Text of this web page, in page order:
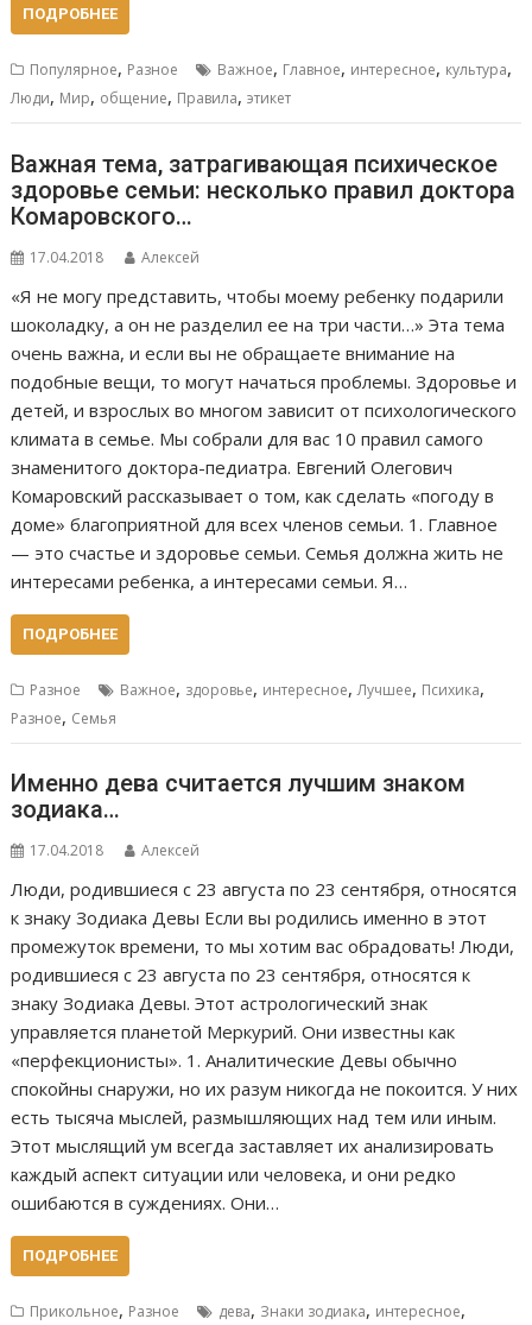
ПОДРОБНЕЕ
Популярное, Разное Важное, Главное, интересное, культура,
Люди, Мир, общение, Правила,этикет
Важная тема, затрагивающая психическое
здоровье семьи: несколько правил доктора
Комаровского…
17.04.2018 Алексей
«Я не могу представить, чтобы моему ребенку подарили
шоколадку, а он не разделил ее на три части…» Эта тема
очень важна, и если вы не обращаете внимание на
подобные вещи, то могут начаться проблемы. Здоровье и
детей, и взрослых во многом зависит от психологического
климата в семье. Мы собрали для вас 10 правил самого
знаменитого доктора-педиатра. Евгений Олегович
Комаровский рассказывает о том, как сделать «погоду в
доме» благоприятной для всех членов семьи. 1. Главное
— это счастье и здоровье семьи. Семья должна жить не
интересами ребенка, а интересами семьи. Я…
ПОДРОБНЕЕ
Разное Важное, здоровье, интересное, Лучшее, Психика,
Разное, Семья
Именно дева считается лучшим знаком
зодиака…
17.04.2018 Алексей
Люди, родившиеся с 23 августа по 23 сентября, относятся
к знаку Зодиака Девы Если вы родились именно в этот
промежуток времени, то мы хотим вас обрадовать! Люди,
родившиеся с 23 августа по 23 сентября, относятся к
знаку Зодиака Девы. Этот астрологический знак
управляется планетой Меркурий. Они известны как
«перфекционисты». 1. Аналитические Девы обычно
спокойны снаружи, но их разум никогда не покоится. У них
есть тысяча мыслей, размышляющих над тем или иным.
Этот мыслящий ум всегда заставляет их анализировать
каждый аспект ситуации или человека, и они редко
ошибаются в суждениях. Они…
ПОДРОБНЕЕ
Прикольное, Разное дева, Знаки зодиака, интересное,